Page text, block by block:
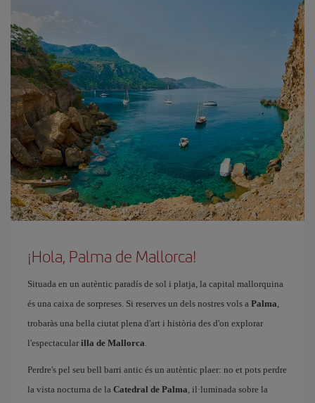
¡Hola, Palma de Mallorca!
Situada en un autèntic paradís de sol i platja, la capital mallorquina
és una caixa de sorpreses. Si reserves un dels nostres vols a Palma,
trobaràs una bella ciutat plena d'art i història des d'on explorar
l'espectacular illa de Mallorca.
Perdre's pel seu bell barri antic és un autèntic plaer: no et pots perdre
la vista nocturna de la Catedral de Palma, il·luminada sobre la